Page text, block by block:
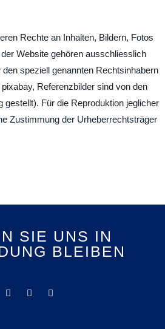
Rechte an Inhalten, Bildern, Fotos
Website gehören ausschliesslich
speziell genannten Rechtsinhabern
Referenzbilder sind von den
gestellt). Für die Reproduktion jeglicher
Zustimmung der Urheberrechtsträger
SIE UNS IN
BLEIBEN